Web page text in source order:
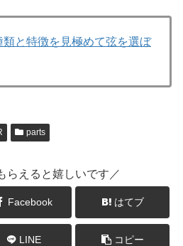
類と特徴を見極めて弦を選ぼ
parts
らえると嬉しいです／
Facebook はてブ
LINE コピー